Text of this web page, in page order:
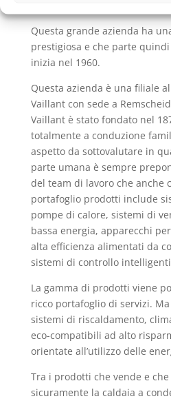
caldaie a
Questa grande azienda ha
prestigiosa e che parte
inizia nel 1960.
Questa azienda è una filiale
Vaillant con sede a
Vaillant è stato fondato nel
totalmente a conduzione
aspetto da sottovalutare in
parte umana è sempre
del team di lavoro che anche
portafoglio prodotti include
pompe di calore, sistemi di
bassa energia, apparecchi
alta efficienza alimentati da
sistemi di controllo
La gamma di prodotti viene
ricco portafoglio di servizi.
sistemi di riscaldamento,
eco-compatibili ad alto
orientate all’utilizzo delle
Tra i prodotti che vende e
sicuramente la caldaia a